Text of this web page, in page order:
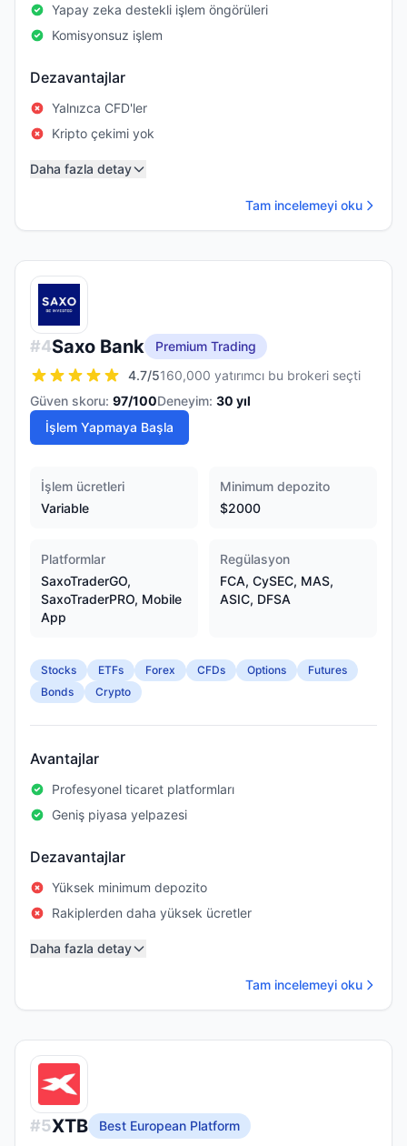
Yapay zeka destekli işlem öngörüleri
Komisyonsuz işlem
Dezavantajlar
Yalnızca CFD'ler
Kripto çekimi yok
Daha fazla detay
Tam incelemeyi oku
#4Saxo Bank
Premium Trading
4.7/5160,000 yatırımcı bu brokeri seçti
Güven skoru: 97/100Deneyim: 30 yıl
İşlem Yapmaya Başla
İşlem ücretleri
Variable
Minimum depozito
$2000
Platformlar
SaxoTraderGO,
SaxoTraderPRO, Mobile
App
Regülasyon
FCA, CySEC, MAS,
ASIC, DFSA
Stocks ETFs Forex CFDs Options
Futures
Bonds
Crypto
Avantajlar
Profesyonel ticaret platformları
Geniş piyasa yelpazesi
Dezavantajlar
Yüksek minimum depozito
Rakiplerden daha yüksek ücretler
Daha fazla detay
Tam incelemeyi oku
#5XTB
Best European Platform